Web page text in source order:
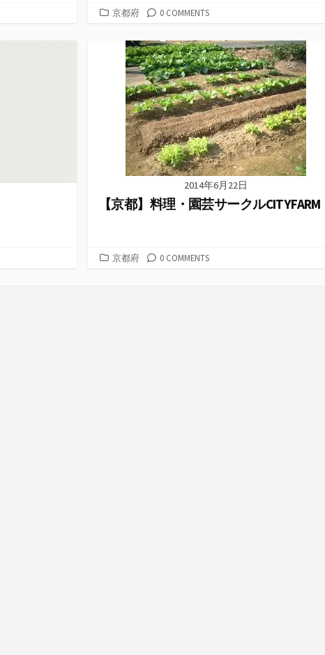
カ
京都府 0 COMMENTS
2014年6月22日
【京都】料理・園芸サークルCITYFARM
カ
京都府 0 COMMENTS